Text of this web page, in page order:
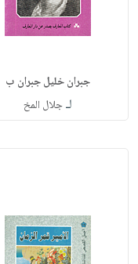
جبران خليل جبران ب
لـجلال المخ